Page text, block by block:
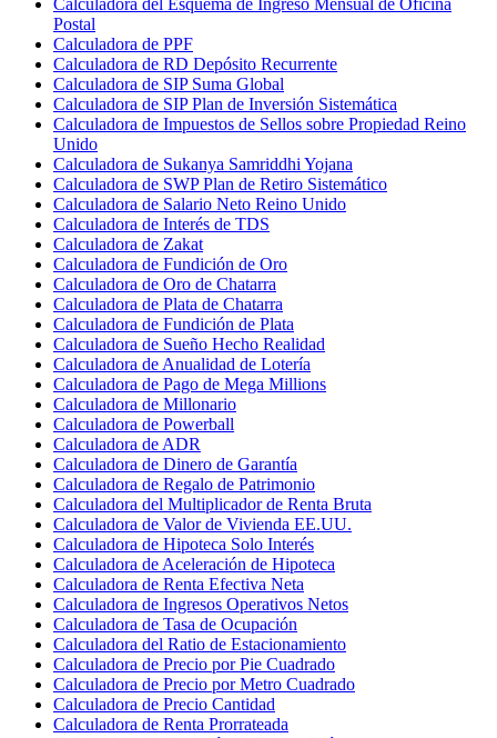
Postal
Calculadora de PPF
Calculadora de RD Depósito Recurrente
Calculadora de SIP Suma Global
Calculadora de SIP Plan de Inversión Sistemática
Calculadora de Impuestos de Sellos sobre Propiedad Reino
Unido
Calculadora de Sukanya Samriddhi Yojana
Calculadora de SWP Plan de Retiro Sistemático
Calculadora de Salario Neto Reino Unido
Calculadora de Interés de TDS
Calculadora de Zakat
Calculadora de Fundición de Oro
Calculadora de Oro de Chatarra
Calculadora de Plata de Chatarra
Calculadora de Fundición de Plata
Calculadora de Sueño Hecho Realidad
Calculadora de Anualidad de Lotería
Calculadora de Pago de Mega Millions
Calculadora de Millonario
Calculadora de Powerball
Calculadora de ADR
Calculadora de Dinero de Garantía
Calculadora de Regalo de Patrimonio
Calculadora del Multiplicador de Renta Bruta
Calculadora de Valor de Vivienda EE.UU.
Calculadora de Hipoteca Solo Interés
Calculadora de Aceleración de Hipoteca
Calculadora de Renta Efectiva Neta
Calculadora de Ingresos Operativos Netos
Calculadora de Tasa de Ocupación
Calculadora del Ratio de Estacionamiento
Calculadora de Precio por Pie Cuadrado
Calculadora de Precio por Metro Cuadrado
Calculadora de Precio Cantidad
Calculadora de Renta Prorrateada